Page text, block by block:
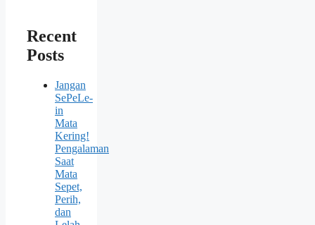
Recent
Posts
Jangan
SePeLe-
in
Mata
Kering!
Pengalaman
Saat
Mata
Sepet,
Perih,
dan